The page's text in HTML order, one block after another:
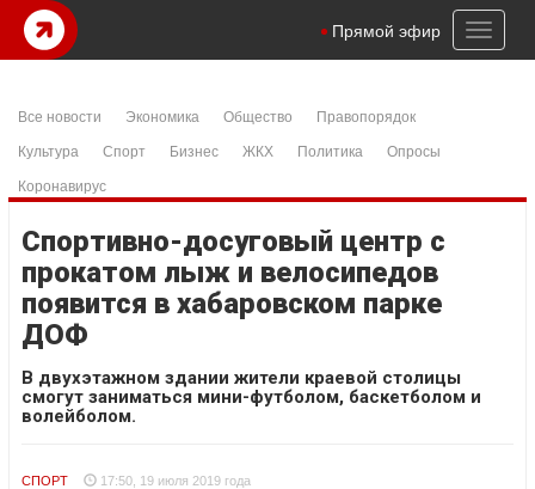
Toggle
Прямой эфир
Все новости Экономика Общество
Правопорядок
Культура
Спорт Бизнес ЖКХ Политика
Опросы
Коронавирус
Спортивно-досуговый центр с
прокатом лыж и велосипедов
появится в хабаровском парке
ДОФ
В двухэтажном здании жители краевой столицы
смогут заниматься мини-футболом, баскетболом и
волейболом.
СПОРТ 17:50, 19 июля 2019 года